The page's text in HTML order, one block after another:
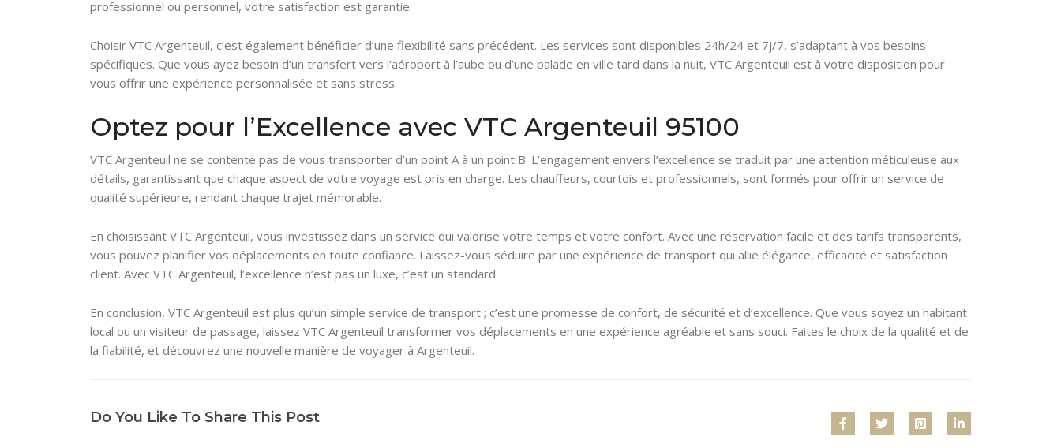
professionnel ou personnel, votre satisfaction est garantie.
Choisir VTC Argenteuil, c’est également bénéficier d’une flexibilité sans précédent. Les services sont disponibles 24h/24 et 7j/7, s’adaptant à vos besoins
spécifiques. Que vous ayez besoin d’un transfert vers l’aéroport à l’aube ou d’une balade en ville tard dans la nuit, VTC Argenteuil est à votre disposition pour
vous offrir une expérience personnalisée et sans stress.
Optez pour l’Excellence avec VTC Argenteuil 95100
VTC Argenteuil ne se contente pas de vous transporter d’un point A à un point B. L’engagement envers l’excellence se traduit par une attention méticuleuse aux
détails, garantissant que chaque aspect de votre voyage est pris en charge. Les chauffeurs, courtois et professionnels, sont formés pour offrir un service de
qualité supérieure, rendant chaque trajet mémorable.
En choisissant VTC Argenteuil, vous investissez dans un service qui valorise votre temps et votre confort. Avec une réservation facile et des tarifs transparents,
vous pouvez planifier vos déplacements en toute confiance. Laissez-vous séduire par une expérience de transport qui allie élégance, efficacité et satisfaction
client. Avec VTC Argenteuil, l’excellence n’est pas un luxe, c’est un standard.
En conclusion, VTC Argenteuil est plus qu’un simple service de transport ; c’est une promesse de confort, de sécurité et d’excellence. Que vous soyez un habitant
local ou un visiteur de passage, laissez VTC Argenteuil transformer vos déplacements en une expérience agréable et sans souci. Faites le choix de la qualité et de
la fiabilité, et découvrez une nouvelle manière de voyager à Argenteuil.
Do You Like To Share This Post